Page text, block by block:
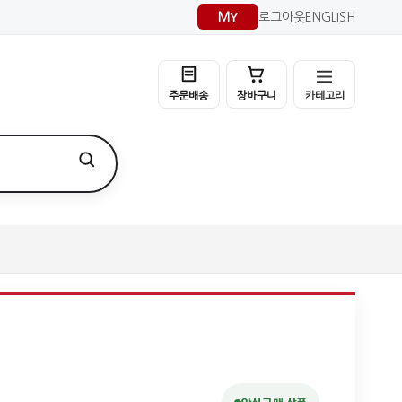
MY 로그아웃ENGLISH
주문배송 장바구니 카테고리